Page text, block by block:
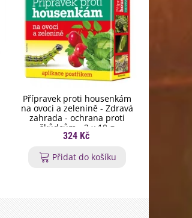
Přípravek proti housenkám
na ovoci a zelenině - Zdravá
zahrada - ochrana proti
škůdcům - 2 x 10 g
324 Kč
Přidat do košíku